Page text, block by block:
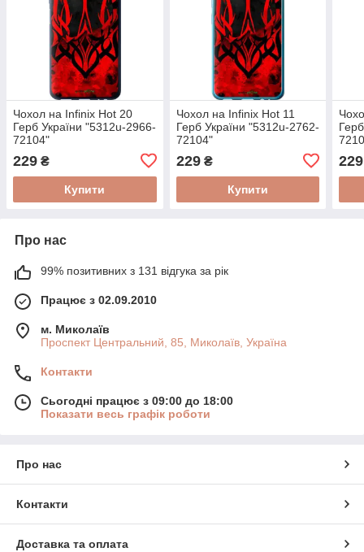
Чохол на Infinix Hot 20
Герб України "5312u-2966-
72104"
229 ₴
Купити
Чохол на Infinix Hot 11
Герб України "5312u-2762-
72104"
229₴
Купити
229
Про нас
99% позитивних з 131 відгука за рік
Працює з 02.09.2010
м. Миколаїв
Проспект Центральний, 85, Миколаїв, Україна
Контакти
Сьогодні працює з 09:00 до 18:00
Показати весь графік роботи
Про нас
Контакти
Доставка та оплата